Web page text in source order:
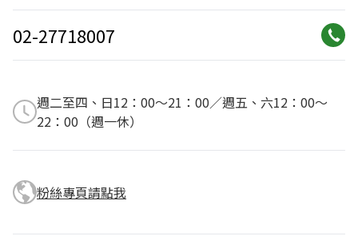
02-27718007
週二至四、日12：00～21：00／週五、六12：00～
22：00（週一休）
粉絲專頁請點我